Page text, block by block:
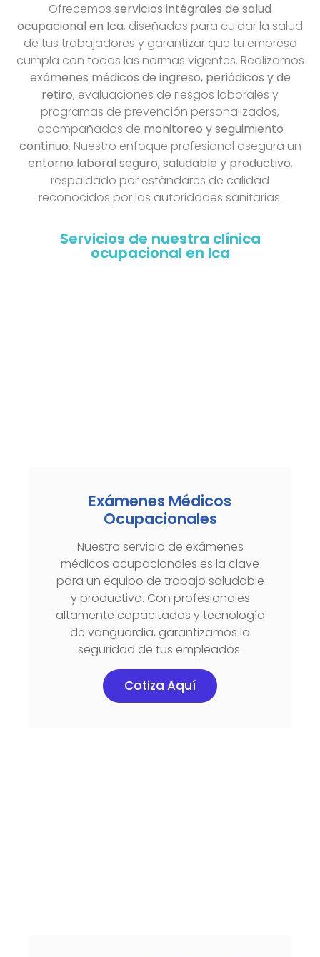
Ofrecemos servicios intégrales de salud
ocupacional en Ica, diseñados para cuidar la salud
de tus trabajadores y garantizar que tu empresa
cumpla con todas las normas vigentes. Realizamos
exámenes médicos de ingreso, periódicos y de
retiro, evaluaciones de riesgos laborales y
programas de prevención personalizados,
acompañados de monitoreo y seguimiento
continuo. Nuestro enfoque profesional asegura un
entorno laboral seguro, saludable y productivo,
respaldado por estándares de calidad
reconocidos por las autoridades sanitarias.
Servicios de nuestra clínica
ocupacional en Ica
Exámenes Médicos
Ocupacionales
Nuestro servicio de exámenes
médicos ocupacionales es la clave
para un equipo de trabajo saludable
y productivo. Con profesionales
altamente capacitados y tecnología
de vanguardia, garantizamos la
seguridad de tus empleados.
Cotiza Aquí